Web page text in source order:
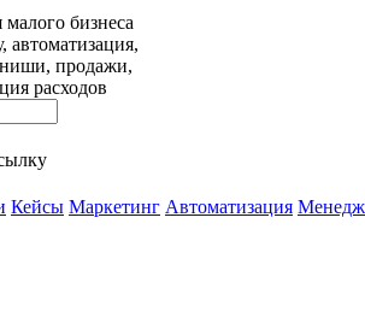
бизнеса
автоматизация,
продажи,
расходов
Кейсы Маркетинг Автоматизация